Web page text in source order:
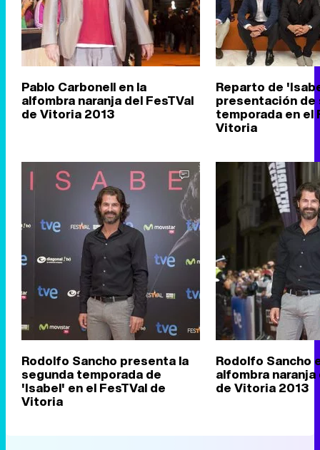
Pablo Carbonell en la
alfombra naranja del FesTVal
de Vitoria 2013
Reparto de
presentación de
temporada en el
Vitoria
Rodolfo Sancho presenta la
segunda temporada de
'Isabel' en el FesTVal de
Vitoria
Rodolfo Sancho
alfombra naranja
de Vitoria 2013